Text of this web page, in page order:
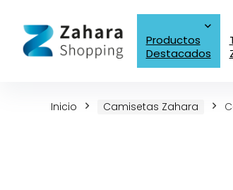
Productos
Destacados
Inicio Camisetas Zahara